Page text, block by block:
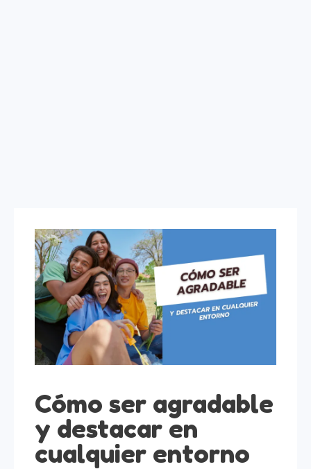
Cómo ser agradable
y destacar en
cualquier entorno